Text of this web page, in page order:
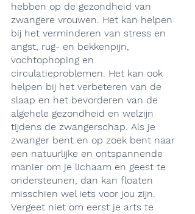
hebben op de gezondheid van
zwangere vrouwen. Het kan helpen
bij het verminderen van stress en
angst, rug- en bekkenpijn,
vochtophoping en
circulatieproblemen. Het kan ook
helpen bij het verbeteren van de
slaap en het bevorderen van de
algehele gezondheid en welzijn
tijdens de zwangerschap. Als je
zwanger bent en op zoek bent naar
een natuurlijke en ontspannende
manier om je lichaam en geest te
ondersteunen, dan kan floaten
misschien wel iets voor jou zijn.
Vergeet niet om eerst je arts te